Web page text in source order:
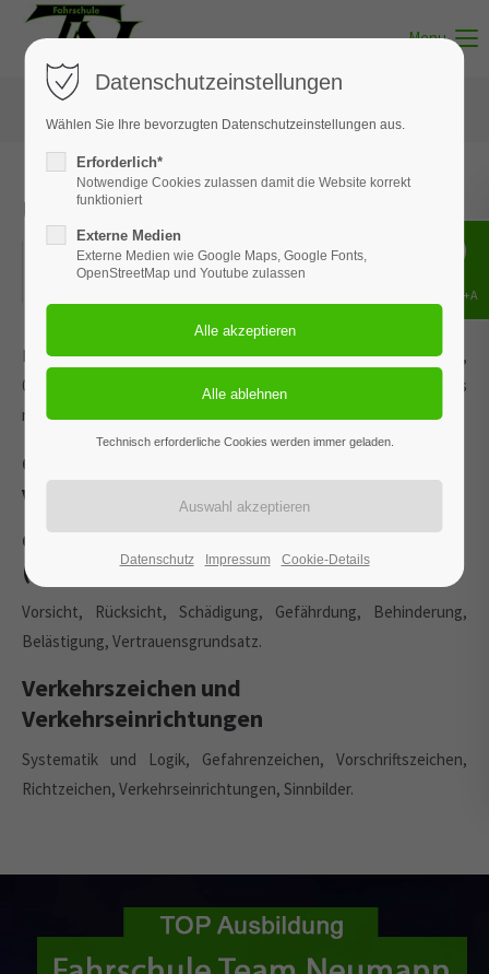
Menu
Unterricht - Thema 03
14.07.2026
Dieses Ereignis wird an den Terminen 27.01.2026, 02.03.2026,
01.04.2026, 06.05.2026 und 2 weiteren Terminen wiederholt. Das
nächste Ereignis findet statt am05.05.2022. bis zum 14.07.2026.
Grundregeln, Verkehrszeichen und
Verkehrseinrichtungen
Grundregel § 1 Straßenverkehrs-Ordnung
(StVO)
Vorsicht, Rücksicht, Schädigung, Gefährdung, Behinderung,
Belästigung, Vertrauensgrundsatz.
Verkehrszeichen und
Verkehrseinrichtungen
Systematik und Logik, Gefahrenzeichen, Vorschriftszeichen,
Richtzeichen, Verkehrseinrichtungen, Sinnbilder.
Datenschutzeinstellungen
Wählen Sie Ihre bevorzugten Datenschutzeinstellungen aus.
Erforderlich*
Notwendige Cookies zulassen damit die Website korrekt
funktioniert
Externe Medien
Externe Medien wie Google Maps, Google Fonts,
OpenStreetMap und Youtube zulassen
Technisch erforderliche Cookies werden immer geladen.
Datenschutz Impressum Cookie-Details
Shift+Alt+A